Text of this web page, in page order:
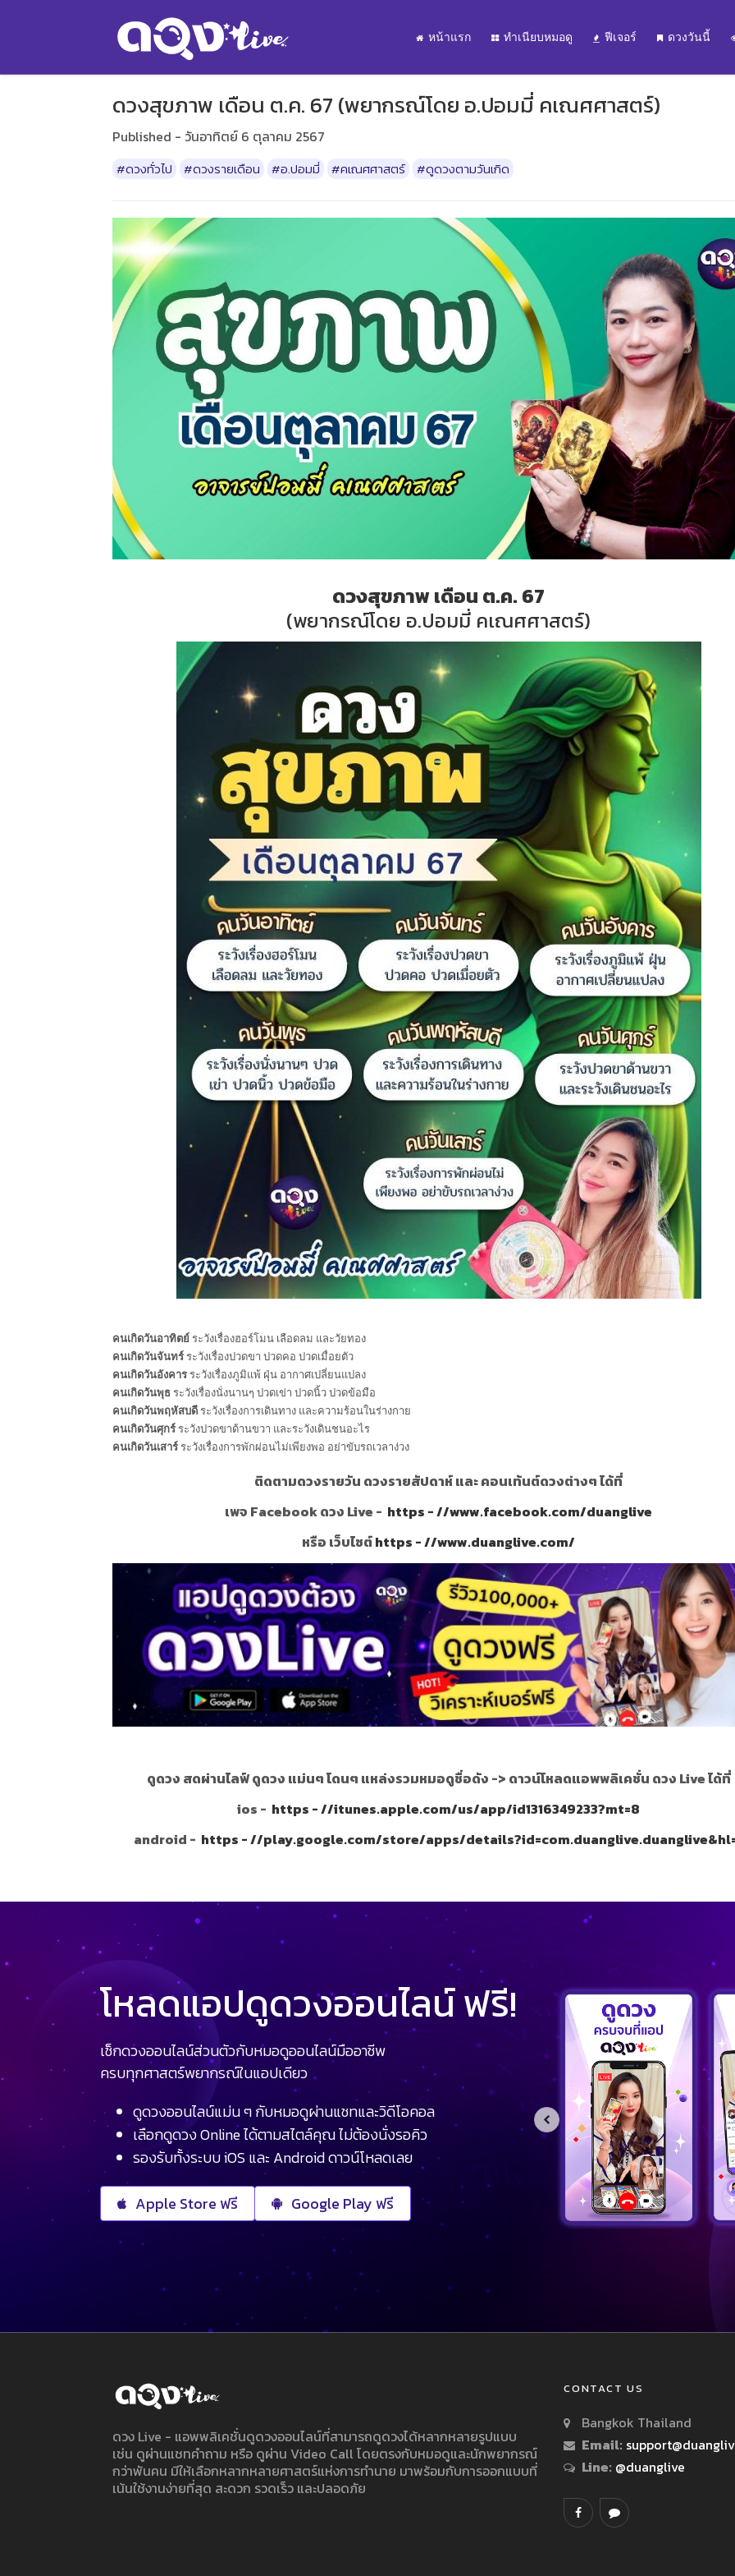
หน้าแรก ทำเนียบหมอดู ฟีเจอร์ ดวงวันนี้
ดวงสุขภาพ เดือน ต.ค. 67 (พยากรณ์โดย อ.ปอมมี่ คเณศศาสตร์)
Published - วันอาทิตย์ 6 ตุลาคม 2567
#ดวงทั่วไป #ดวงรายเดือน #อ.ปอมมี่ #คเณศศาสตร์ #ดูดวงตามวันเกิด
ดวงสุขภาพ เดือน ต.ค. 67
(พยากรณ์โดย อ.ปอมมี่ คเณศศาสตร์)
คนเกิดวันอาทิตย์ระวังเรื่องฮอร์โมน เลือดลม และวัยทอง
คนเกิดวันจันทร์ระวังเรื่องปวดขา ปวดคอ ปวดเมื่อยตัว
คนเกิดวันอังคารระวังเรื่องภูมิแพ้ ฝุ่น อากาศเปลี่ยนแปลง
คนเกิดวันพุธระวังเรื่องนั่งนานๆ ปวดเข่า ปวดนิ้ว ปวดข้อมือ
คนเกิดวันพฤหัสบดีระวังเรื่องการเดินทาง และความร้อนในร่างกาย
คนเกิดวันศุกร์ระวังปวดขาด้านขวา และระวังเดินชนอะไร
คนเกิดวันเสาร์ระวังเรื่องการพักผ่อนไม่เพียงพอ อย่าขับรถเวลาง่วง
ติดตามดวงรายวัน ดวงรายสัปดาห์ และ คอนเท้นต์ดวงต่างๆ ได้ที่
เพจ Facebook ดวง Live - https - //www.facebook.com/duanglive
หรือ เว็บไซต์https - //www.duanglive.com/
ดูดวง สดผ่านไลฟ์ ดูดวง แม่นๆ โดนๆ แหล่งรวมหมอดูชื่อดัง -> ดาวน์โหลดแอพพลิเคชั่น ดวง Live ได้ที่
ios - https - //itunes.apple.com/us/app/id1316349233?mt=8
android - https - //play.google.com/store/apps/
โหลดแอปดูดวงออนไลน์ ฟรี!
เช็กดวงออนไลน์ส่วนตัวกับหมอดูออนไลน์มืออาชีพ
ครบทุกศาสตร์พยากรณ์ในแอปเดียว
ดูดวงออนไลน์แม่น ๆ กับหมอดูผ่านแชทและวิดีโอคอล
เลือกดูดวง Online ได้ตามสไตล์คุณ ไม่ต้องนั่งรอคิว
รองรับทั้งระบบ iOS และ Android ดาวน์โหลดเลย
Apple Store ฟรี Google Play ฟรี
ดวง Live - แอพพลิเคชั่นดูดวงออนไลน์ที่สามารถดูดวงได้หลากหลายรูปแบบ
เช่น ดูผ่านแชทคำถาม หรือ ดูผ่าน Video Call โดยตรงกับหมอดูและนักพยากรณ์
กว่าพันคน มีให้เลือกหลากหลายศาสตร์แห่งการทำนาย มาพร้อมกับการออกแบบที่
เน้นใช้งานง่ายที่สุด สะดวก รวดเร็ว และปลอดภัย
CONTACT US
Bangkok Thailand
Email:
Line: @duanglive